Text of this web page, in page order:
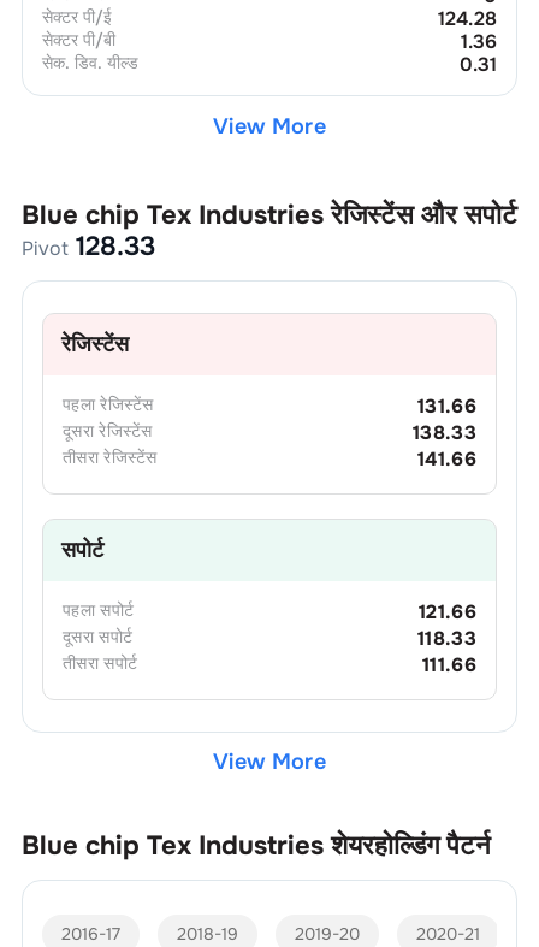
सेक्टर पी/ई 124.28
सेक्टर पी/बी 1.36
सेक. डिव. यील्ड 0.31
View More
Blue chip Tex Industries रेजिस्टेंस और सपोर्ट
Pivot 128.33
रेजिस्टेंस
पहला रेजिस्टेंस 131.66
दूसरा रेजिस्टेंस 138.33
तीसरा रेजिस्टेंस 141.66
सपोर्ट
पहला सपोर्ट 121.66
दूसरा सपोर्ट 118.33
तीसरा सपोर्ट 111.66
View More
Blue chip Tex Industries शेयरहोल्डिंग पैटर्न
2016-17 2018-19 2019-20 2020-21